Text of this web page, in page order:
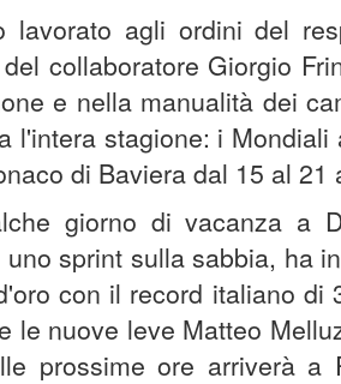
agli ordini del
collaboratore Giorgio
e nella manualità dei
l'intera stagione: i Mondiali
di Baviera dal 15 al 21
giorno di vacanza a
sprint sulla sabbia, ha
con il record italiano di
le nuove leve Matteo
prossime ore arriverà a